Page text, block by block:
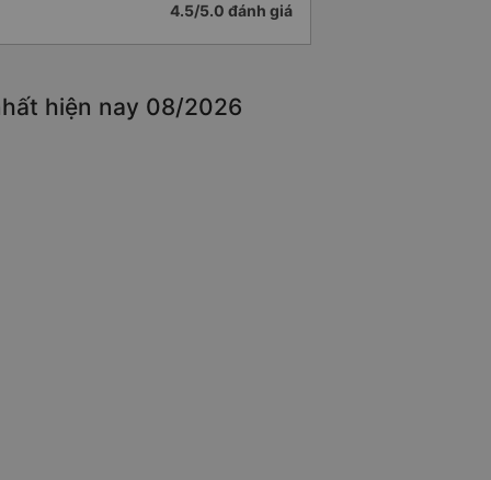
4.5/5.0 đánh giá
hiện nay 08/2026